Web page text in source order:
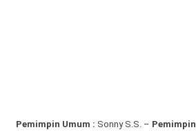
Pemimpin Umum : Sonny S.S. –